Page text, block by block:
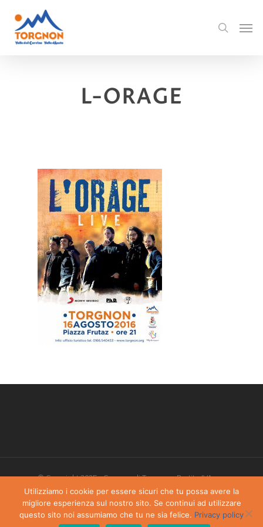
L-ORAGE
© Copyright 2025 - Comune di Torgnon - Partita IVA:
00405970070
Privacy Policy-Dichiarazione di accessibilità
Utilizziamo i cookie per essere sicuri che tu possa avere la
migliore esperienza sul nostro sito. Se continui ad utilizzare
questo sito noi assumiamo che tu ne sia felice. Privacy policy